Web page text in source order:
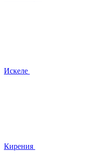
Искеле
Кирения